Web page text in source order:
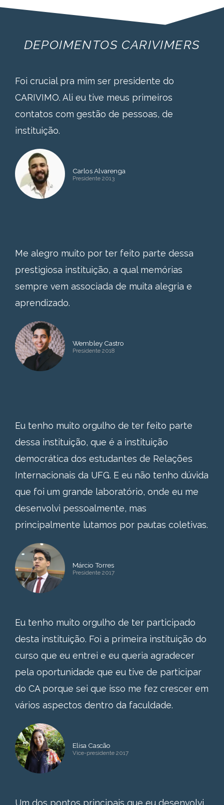
DEPOIMENTOS CARIVIMERS
Foi crucial pra mim ser presidente do
CARIVIMO. Ali eu tive meus primeiros
contatos com gestão de pessoas, de
instituição.
Carlos Alvarenga
Presidente 2013
Me alegro muito por ter feito parte dessa
prestigiosa instituição, a qual memórias
sempre vem associada de muita alegria e
aprendizado.
Wembley Castro
Presidente 2018
Eu tenho muito orgulho de ter feito parte
dessa instituição, que é a instituição
democrática dos estudantes de Relações
Internacionais da UFG. E eu não tenho dúvida
que foi um grande laboratório, onde eu me
desenvolvi pessoalmente, mas
principalmente lutamos por pautas coletivas.
Márcio Torres
Presidente 2017
Eu tenho muito orgulho de ter participado
desta instituição. Foi a primeira instituição do
curso que eu entrei e eu queria agradecer
pela oportunidade que eu tive de participar
do CA porque sei que isso me fez crescer em
vários aspectos dentro da faculdade.
Elisa Cascão
Vice-presidente 2017